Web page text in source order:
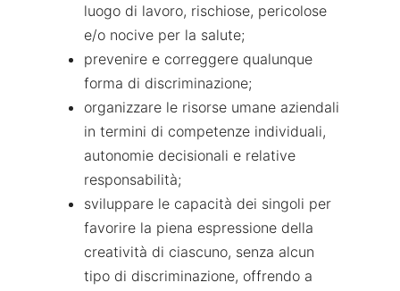
luogo di lavoro, rischiose, pericolose
e/o nocive per la salute;
prevenire e correggere qualunque
forma di discriminazione;
organizzare le risorse umane aziendali
in termini di competenze individuali,
autonomie decisionali e relative
responsabilità;
sviluppare le capacità dei singoli per
favorire la piena espressione della
creatività di ciascuno, senza alcun
tipo di discriminazione, offrendo a